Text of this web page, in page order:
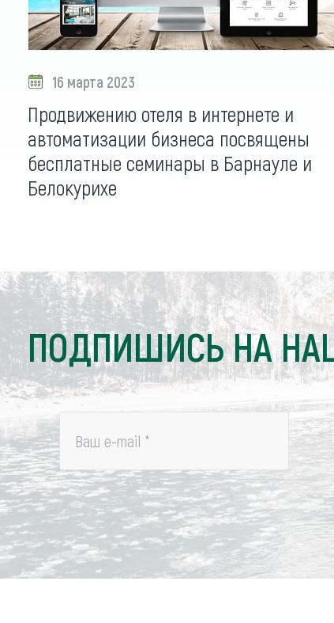
16 марта 2023
Продвижению отеля в интернете и
автоматизации бизнеса посвящены
бесплатные семинары в Барнауле и
Белокурихе
ПОДПИШИСЬ НА
Ваш e-mail *